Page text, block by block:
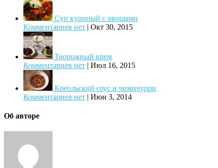
Суп куриный с овощами
Комментариев нет | Окт 30, 2015
Творожный крем
Комментариев нет | Июл 16, 2015
Креольский соус и чимичурри
Комментариев нет | Июн 3, 2014
Об авторе